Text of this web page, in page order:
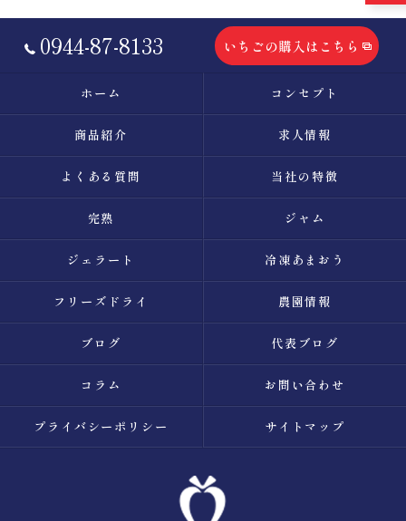
0944-87-8133 いちごの購入はこちら
ホーム コンセプト
商品紹介 求人情報
よくある質問 当社の特徴
完熟 ジャム
ジェラート 冷凍あまおう
フリーズドライ 農園情報
ブログ 代表ブログ
コラム お問い合わせ
プライバシーポリシー サイトマップ